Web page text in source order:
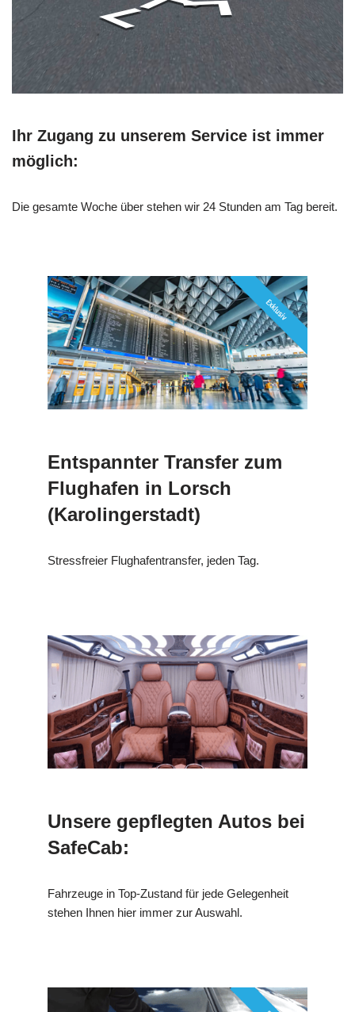
Ihr Zugang zu unserem Service ist immer
möglich:
Die gesamte Woche über stehen wir 24 Stunden am Tag bereit.
Entspannter Transfer zum
Flughafen in Lorsch
(Karolingerstadt)
Stressfreier Flughafentransfer, jeden Tag.
Unsere gepflegten Autos bei
SafeCab:
Fahrzeuge in Top-Zustand für jede Gelegenheit
stehen Ihnen hier immer zur Auswahl.